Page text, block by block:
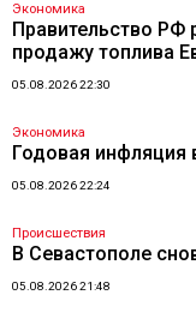
Экономика
Правительство РФ
продажу топлива
05.08.2026 22:30
Экономика
Годовая инфляция
05.08.2026 22:24
Происшествия
В Севастополе
05.08.2026 21:48